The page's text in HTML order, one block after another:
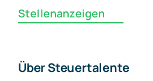
Stellenanzeigen
Über Steuertalente